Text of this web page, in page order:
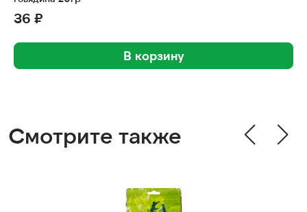
36 ₽
В корзину
Смотрите также